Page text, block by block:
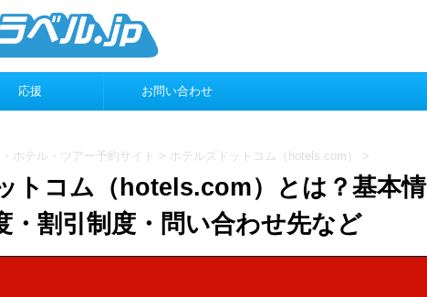
応援 お問い合わせ
ホテル・ツアー予約サイト > ホテルズドットコム（hotels.com） >
トコム（hotels.com）とは？基本情
・割引制度・問い合わせ先など